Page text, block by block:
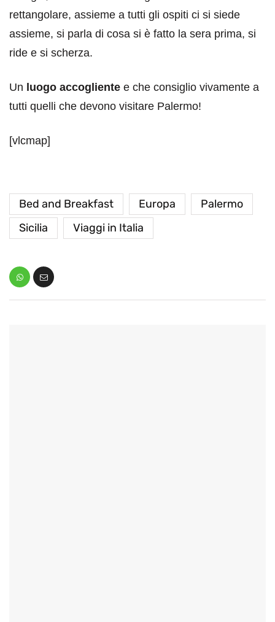
rettangolare, assieme a tutti gli ospiti ci si siede
assieme, si parla di cosa si è fatto la sera prima, si
ride e si scherza.
Un luogo accogliente e che consiglio vivamente a
tutti quelli che devono visitare Palermo!
[vlcmap]
Bed and Breakfast Europa
Palermo
Sicilia
Viaggi in Italia